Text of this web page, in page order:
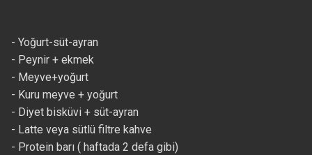
- Yoğurt-süt-ayran
- Peynir + ekmek
- Meyve+yoğurt
- Kuru meyve + yoğurt
- Diyet bisküvi + süt-ayran
- Latte veya sütlü filtre kahve
- Protein barı ( haftada 2 defa gibi)